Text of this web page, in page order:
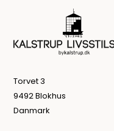
Torvet 3
9492 Blokhus
Danmark